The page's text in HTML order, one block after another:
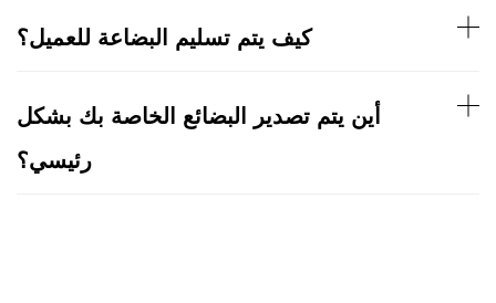
كيف يتم تسليم البضاعة للعميل؟
أين يتم تصدير البضائع الخاصة بك بشكل
رئيسي؟